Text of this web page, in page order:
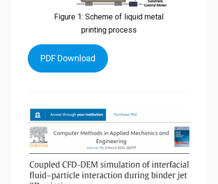
Figure 1: Scheme of liquid metal
printing process
PDF Download